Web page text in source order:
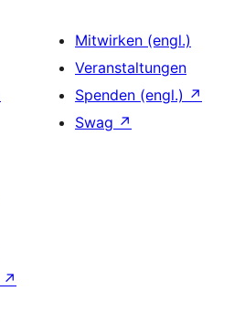
Mitwirken (engl.)
Veranstaltungen
Spenden (engl.) ↗
Swag ↗
↗